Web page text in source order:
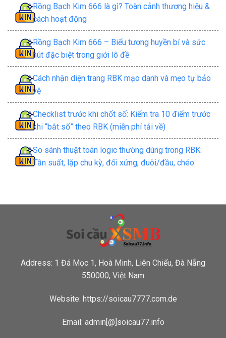
Rồng Bạch Kim 666 là gì? Toàn cảnh thương hiệu &
cách hoạt động
Rồng Bạch Kim 666 – Biểu tượng huyền bí và sức
hút đặc biệt trong giới lô đề
Cách nhận diện trang RBK mạo danh và mẹo tự bảo
vệ
Checklist trước khi chốt số: Kiểm tra 10 điểm trước
khi “bắt số” theo RBK (miễn phí tải về)
So sánh thuật toán logic thường dùng trong RBK:
Tần suất, lặp chu kỳ, đối xứng, đuôi/đầu, chéo
Address: 1 Đá Mọc 1, Hoà Minh, Liên Chiểu, Đà Nẵng
550000, Việt Nam
Website: https://soicau7777.com.de
Email: admin[@]soicau77.info